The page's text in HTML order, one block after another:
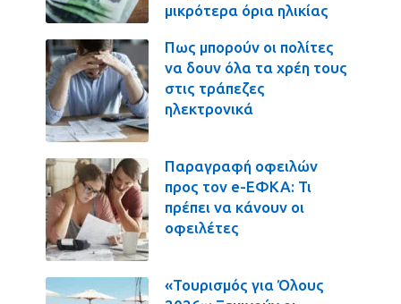
μικρότερα όρια ηλικίας
Πως μπορούν οι πολίτες
να δουν όλα τα χρέη τους
στις τράπεζες
ηλεκτρονικά
Παραγραφή οφειλών
προς τον e-ΕΦΚΑ: Τι
πρέπει να κάνουν οι
οφειλέτες
«Τουρισμός για Όλους